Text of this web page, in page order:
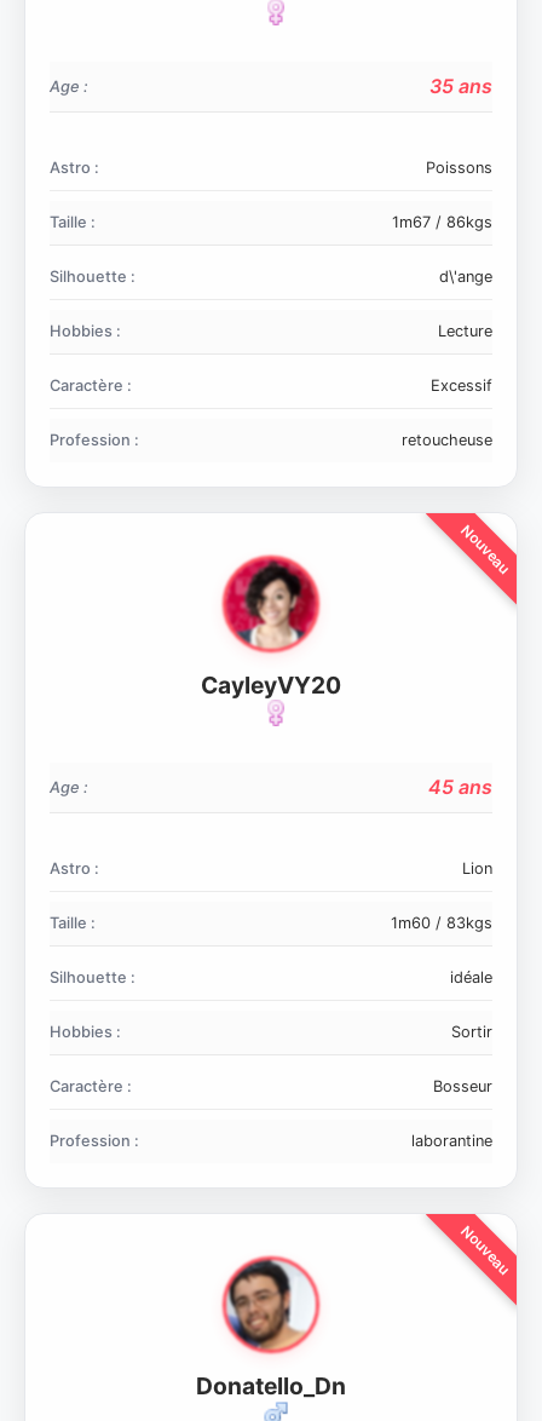
Age : 35 ans
Astro : Poissons
Taille : 1m67 / 86kgs
Silhouette : d\'ange
Hobbies : Lecture
Caractère : Excessif
Profession : retoucheuse
CayleyVY20
Age : 45 ans
Astro : Lion
Taille : 1m60 / 83kgs
Silhouette : idéale
Hobbies : Sortir
Caractère : Bosseur
Profession : laborantine
Donatello_Dn